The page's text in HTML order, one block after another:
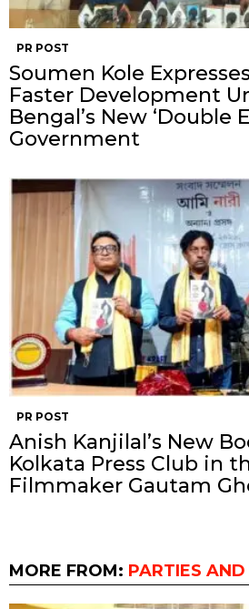
PR POST
Soumen Kole
Faster Development
Bengal’s New ‘Double
Government
PR POST
Anish Kanjilal’s New
Kolkata Press Club in
Filmmaker Gautam
MORE FROM: PARTIES